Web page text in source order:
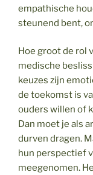
empathische
steunend bent,
Hoe groot de rol
medische
keuzes zijn
de toekomst is
ouders willen of
Dan moet je als
durven dragen.
hun perspectief
meegenomen.